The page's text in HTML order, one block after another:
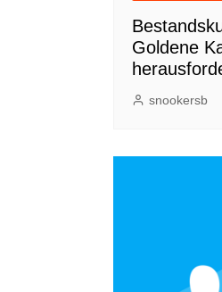
Goldene
snookersb